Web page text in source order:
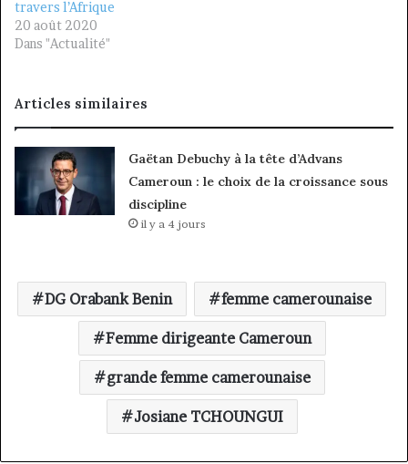
travers l’Afrique
20 août 2020
Dans "Actualité"
Articles similaires
Gaëtan Debuchy à la tête d’Advans
Cameroun : le choix de la croissance sous
discipline
il y a 4 jours
DG Orabank Benin femme camerounaise
Femme dirigeante Cameroun
grande femme camerounaise
Josiane TCHOUNGUI